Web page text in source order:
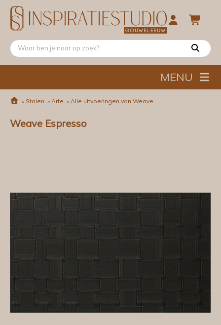
MENU
» Stalen » Arte » Alle uitvoeringen van Weave
Weave Espresso